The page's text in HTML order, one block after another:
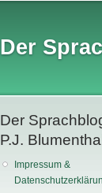
Der
Der
P.J.
Impressum &